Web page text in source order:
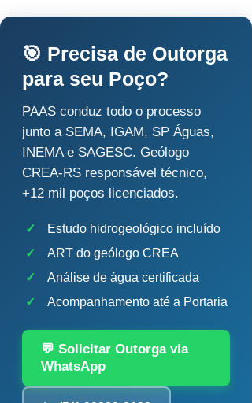
🎯 Precisa de Outorga
para seu Poço?
PAAS conduz todo o processo
junto a SEMA, IGAM, SP Águas,
INEMA e SAGESC. Geólogo
CREA-RS responsável técnico,
+12 mil poços licenciados.
✓
Estudo hidrogeológico incluído
✓
ART do geólogo CREA
✓
Análise de água certificada
✓
Acompanhamento até a Portaria
💬 Solicitar Outorga via
WhatsApp